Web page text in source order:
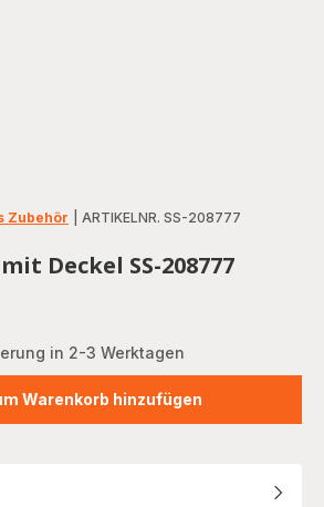
Zubehör ARTIKELNR. SS-208777
Deckel SS-208777
in 2-3 Werktagen
Warenkorb hinzufügen